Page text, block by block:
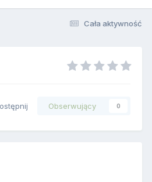
Cała aktywność
Obserwujący 0